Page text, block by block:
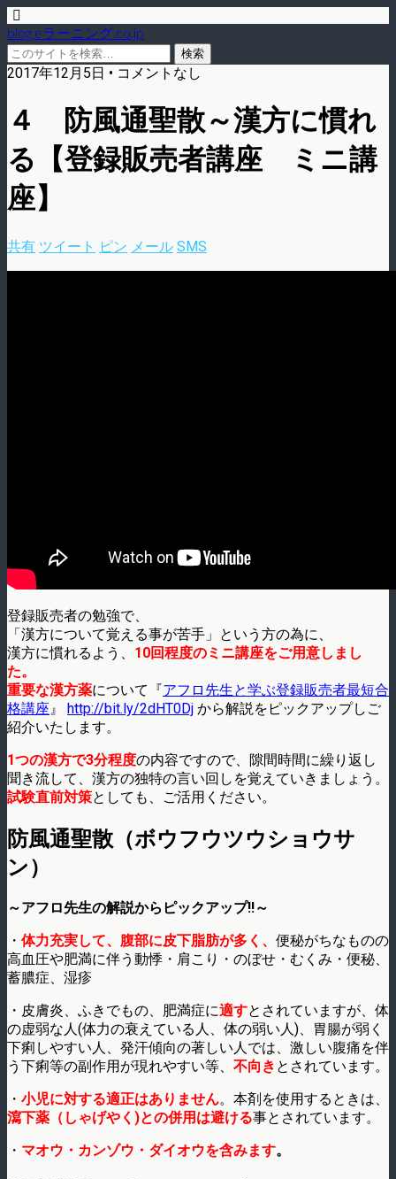
blog.eラーニング.co.jp
2017年12月5日 • コメントなし
４ 防風通聖散～漢方に慣れ
る【登録販売者講座 ミニ講
座】
共有 ツイート ピン メール SMS
登録販売者の勉強で、
「漢方について覚える事が苦手」という方の為に、
漢方に慣れるよう、 10回程度のミニ講座をご用意しまし
た。
重要な漢方薬について『アフロ先生と学ぶ登録販売者最短合
格講座』 http://bit.ly/2dHT0Dj から解説をピックアップしご
紹介いたします。
1つの漢方で3分程度の内容ですので、隙間時間に繰り返し
聞き流して、漢方の独特の言い回しを覚えていきましょう。
試験直前対策としても、ご活用ください。
防風通聖散（ボウフウツウショウサ
ン）
～アフロ先生の解説からピックアップ!!～
・ 体力充実して、腹部に皮下脂肪が多く、 便秘がちなものの
高血圧や肥満に伴う動悸・肩こり・のぼせ・むくみ・便秘、
蓄膿症、湿疹
・皮膚炎、ふきでもの、肥満症に適すとされていますが、体
の虚弱な人(体力の衰えている人、体の弱い人)、胃腸が弱く
下痢しやすい人、発汗傾向の著しい人では、激しい腹痛を伴
う下痢等の副作用が現れやすい等、 不向き とされています。
・ 小児に対する適正はありません。本剤を使用するときは、
瀉下薬（しゃげやく)との併用は避ける事とされています。
・ マオウ・カンゾウ・ダイオウを含みます。